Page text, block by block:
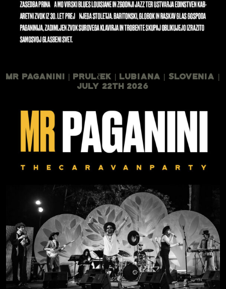
Mr Paganini | Prulček | Lubiana | Slovenia |
July 22th 2026